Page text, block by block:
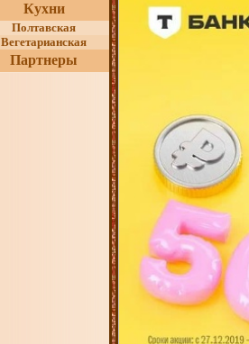
Кухни
Полтавская
Вегетарианская
Партнеры